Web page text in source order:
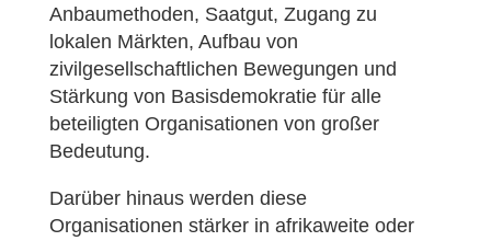
Anbaumethoden, Saatgut, Zugang zu
lokalen Märkten, Aufbau von
zivilgesellschaftlichen Bewegungen und
Stärkung von Basisdemokratie für alle
beteiligten Organisationen von großer
Bedeutung.
Darüber hinaus werden diese
Organisationen stärker in afrikaweite oder